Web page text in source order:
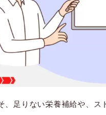
、足りない栄養補給や、